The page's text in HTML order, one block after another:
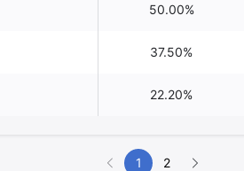
50.00%
37.50%
22.20%
1 2